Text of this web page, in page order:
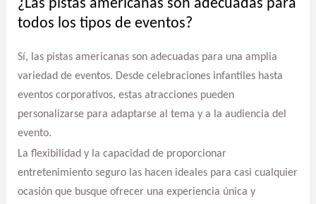
¿Las pistas americanas son adecuadas para
todos los tipos de eventos?
Sí, las pistas americanas son adecuadas para una amplia
variedad de eventos. Desde celebraciones infantiles hasta
eventos corporativos, estas atracciones pueden
personalizarse para adaptarse al tema y a la audiencia del
evento.
La flexibilidad y la capacidad de proporcionar
entretenimiento seguro las hacen ideales para casi cualquier
ocasión que busque ofrecer una experiencia única y